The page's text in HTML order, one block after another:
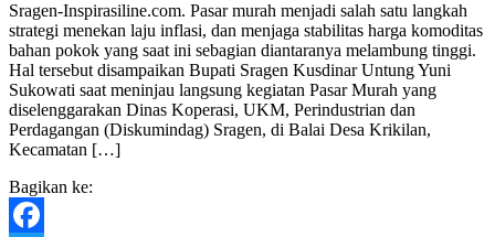
Stabilitas
Harga,
Pemkab
Sragen
Gelar
Pasar
Murah
Sragen-Inspirasiline.com. Pasar murah menjadi salah satu langkah
strategi menekan laju inflasi, dan menjaga stabilitas harga komoditas
bahan pokok yang saat ini sebagian diantaranya melambung tinggi.
Hal tersebut disampaikan Bupati Sragen Kusdinar Untung Yuni
Sukowati saat meninjau langsung kegiatan Pasar Murah yang
diselenggarakan Dinas Koperasi, UKM, Perindustrian dan
Perdagangan (Diskumindag) Sragen, di Balai Desa Krikilan,
Kecamatan […]
Bagikan ke: